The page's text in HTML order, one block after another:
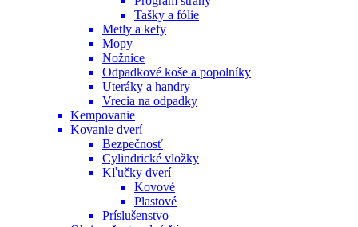
Tašky a fólie
Metly a kefy
Mopy
Nožnice
Odpadkové koše a popolníky
Uteráky a handry
Vrecia na odpadky
Kempovanie
Kovanie dverí
Bezpečnosť
Cylindrické vložky
Kľučky dverí
Kovové
Plastové
Príslušenstvo